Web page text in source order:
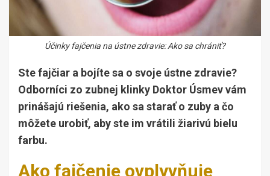
Účinky fajčenia na ústne zdravie: Ako sa chrániť?
Ste fajčiar a bojíte sa o svoje ústne zdravie?
Odborníci zo zubnej klinky Doktor Úsmev vám
prinášajú riešenia, ako sa starať o zuby a čo
môžete urobiť, aby ste im vrátili žiarivú bielu
farbu.
Ako fajčenie ovplyvňuje